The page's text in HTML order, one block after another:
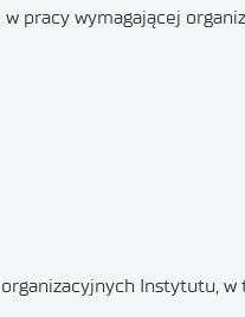
pracy wymagającej
Instytutu,